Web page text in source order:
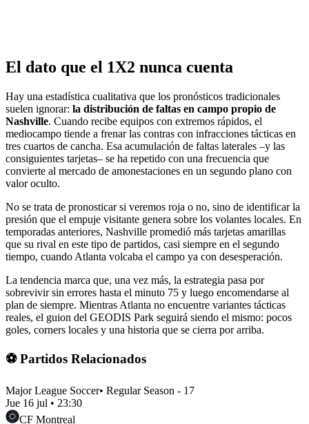
El dato que el 1X2 nunca cuenta
Hay una estadística cualitativa que los pronósticos tradicionales
suelen ignorar: la distribución de faltas en campo propio de
Nashville. Cuando recibe equipos con extremos rápidos, el
mediocampo tiende a frenar las contras con infracciones tácticas en
tres cuartos de cancha. Esa acumulación de faltas laterales –y las
consiguientes tarjetas– se ha repetido con una frecuencia que
convierte al mercado de amonestaciones en un segundo plano con
valor oculto.
No se trata de pronosticar si veremos roja o no, sino de identificar la
presión que el empuje visitante genera sobre los volantes locales. En
temporadas anteriores, Nashville promedió más tarjetas amarillas
que su rival en este tipo de partidos, casi siempre en el segundo
tiempo, cuando Atlanta volcaba el campo ya con desesperación.
La tendencia marca que, una vez más, la estrategia pasa por
sobrevivir sin errores hasta el minuto 75 y luego encomendarse al
plan de siempre. Mientras Atlanta no encuentre variantes tácticas
reales, el guion del GEODIS Park seguirá siendo el mismo: pocos
goles, corners locales y una historia que se cierra por arriba.
⚽ Partidos Relacionados
Major League Soccer• Regular Season - 17
Jue 16 jul • 23:30
CF Montreal